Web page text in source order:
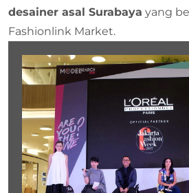
desainer asal Surabaya yang
Fashionlink Market.